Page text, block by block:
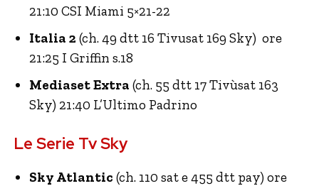
21:10 CSI Miami 5×21-22
Italia 2(ch. 49 dtt 16 Tivusat 169 Sky) ore
21:25 I Griffin s.18
Mediaset Extra (ch. 55 dtt 17 Tivùsat 163
Sky) 21:40 L’Ultimo Padrino
Le Serie Tv Sky
Sky Atlantic (ch. 110 sat e 455 dtt pay) ore